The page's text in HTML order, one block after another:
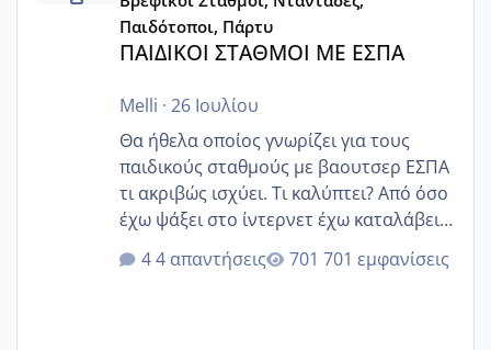
Παιδότοποι, Πάρτυ
ΠΑΙΔΙΚΟΙ ΣΤΑΘΜΟΙ ΜΕ ΕΣΠΑ
Melli · 26 Ιουλίου
Θα ήθελα οποίος γνωρίζει για τους
παιδικούς σταθμούς με βαουτσερ ΕΣΠΑ
τι ακριβώς ισχύει. Τι καλύπτει? Από όσο
έχω ψάξει στο ίντερνετ έχω καταλάβει
ότι το βαουτσερ καλύπτει όλα τα
δίδακτρα και τα τροφεια του ιδιωτικού
4 απαντήσεις 701 εμφανίσεις